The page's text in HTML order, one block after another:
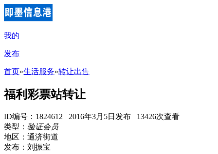
我的
发布
首页»生活服务»转让出售
福利彩票站转让
ID编号：1824612 2016年3月5日发布 13426次查看
类型： 验证会员
地区：通济街道
发布：刘振宝